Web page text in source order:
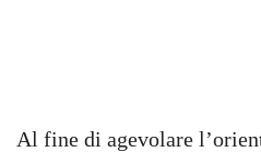
Al fine di agevolare